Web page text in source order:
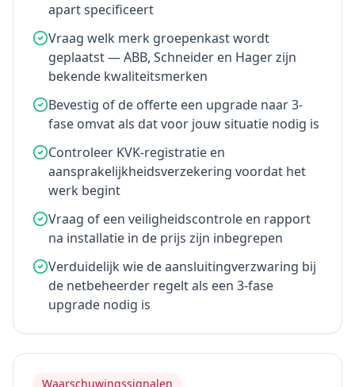
apart specificeert
Vraag welk merk groepenkast wordt
geplaatst — ABB, Schneider en Hager zijn
bekende kwaliteitsmerken
Bevestig of de offerte een upgrade naar 3-
fase omvat als dat voor jouw situatie nodig is
Controleer KVK-registratie en
aansprakelijkheidsverzekering voordat het
werk begint
Vraag of een veiligheidscontrole en rapport
na installatie in de prijs zijn inbegrepen
Verduidelijk wie de aansluitingverzwaring bij
de netbeheerder regelt als een 3-fase
upgrade nodig is
Waarschuwingssignalen